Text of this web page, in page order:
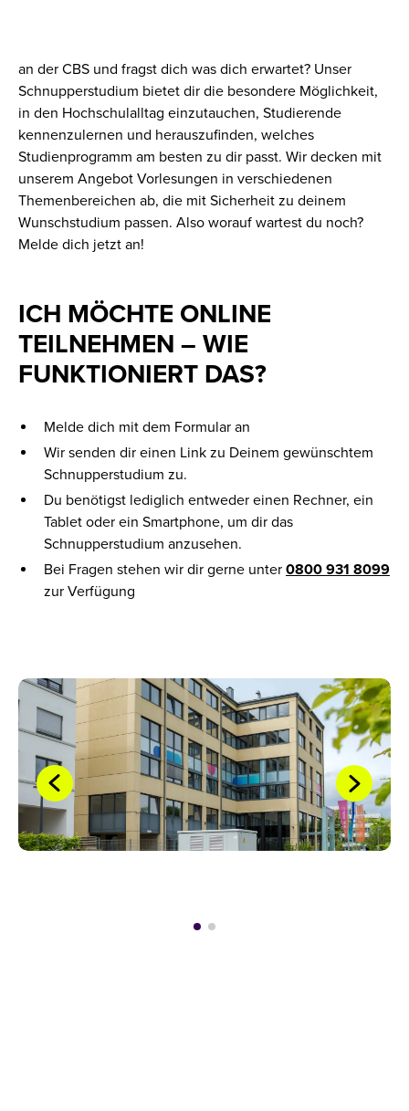
an der CBS und fragst dich was dich erwartet? Unser
Schnupperstudium bietet dir die besondere Möglichkeit,
in den Hochschulalltag einzutauchen, Studierende
kennenzulernen und herauszufinden, welches
Studienprogramm am besten zu dir passt. Wir decken mit
unserem Angebot Vorlesungen in verschiedenen
Themenbereichen ab, die mit Sicherheit zu deinem
Wunschstudium passen. Also worauf wartest du noch?
Melde dich jetzt an!
ICH MÖCHTE ONLINE
TEILNEHMEN – WIE
FUNKTIONIERT DAS?
Melde dich mit dem Formular an
Wir senden dir einen Link zu Deinem gewünschtem
Schnupperstudium zu.
Du benötigst lediglich entweder einen Rechner, ein
Tablet oder ein Smartphone, um dir das
Schnupperstudium anzusehen.
Bei Fragen stehen wir dir gerne unter 0800 931 8099
zur Verfügung